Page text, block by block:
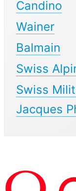
Candino
Wainer
Balmain
Swiss
Swiss
Jacques